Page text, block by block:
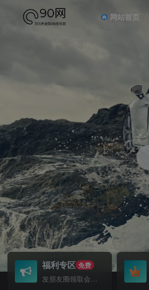
网站首页
福利专区 免费
发朋友圈领取会员！